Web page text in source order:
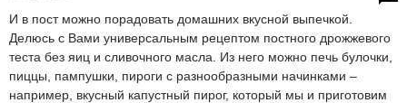
И в пост можно порадовать домашних вкусной выпечкой.
Делюсь с Вами универсальным рецептом постного дрожжевого
теста без яиц и сливочного масла. Из него можно печь булочки,
пиццы, пампушки, пироги с разнообразными начинками –
например, вкусный капустный пирог, который мы и приготовим